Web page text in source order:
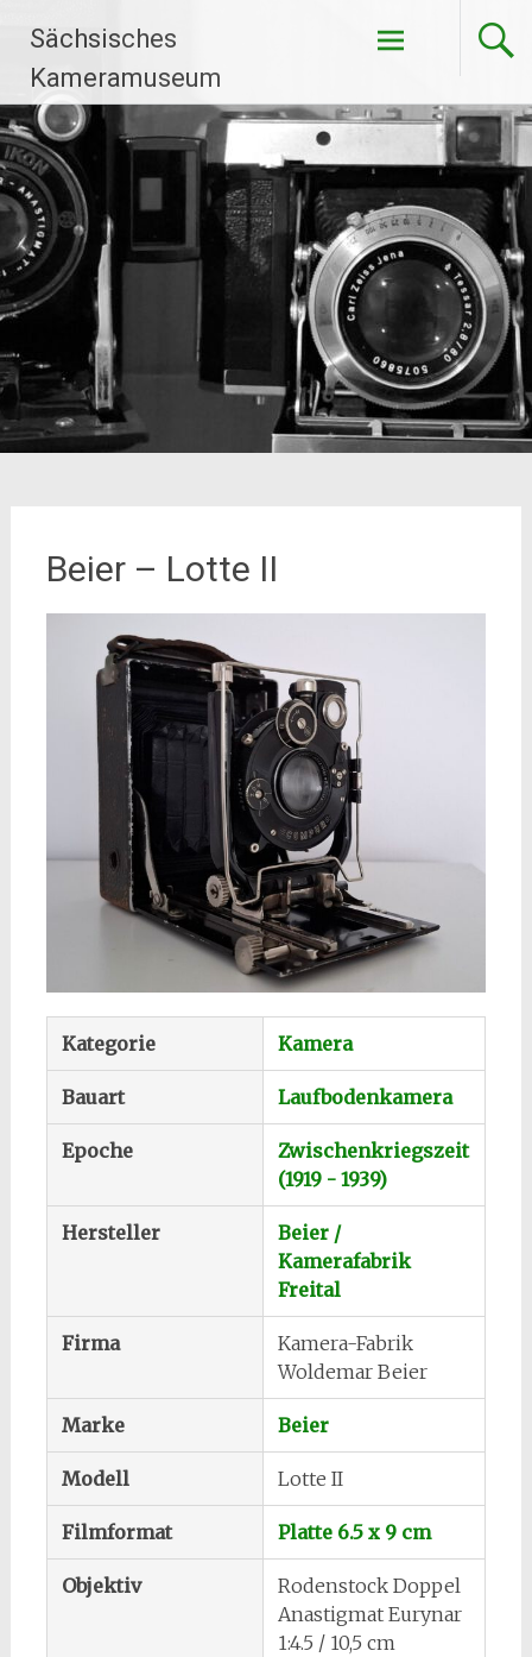
Inhalt
springen
Sächsisches
Kameramuseum
Beier – Lotte II
Kategorie Kamera
Bauart Laufbodenkamera
Epoche
Zwischenkriegszeit
(1919 - 1939)
Hersteller
Beier /
Kamerafabrik
Freital
Firma
Kamera-Fabrik
Woldemar Beier
Marke Beier
Modell Lotte II
Filmformat Platte 6.5 x 9 cm
Objektiv
Rodenstock Doppel
Anastigmat Eurynar
1:4.5 / 10,5 cm